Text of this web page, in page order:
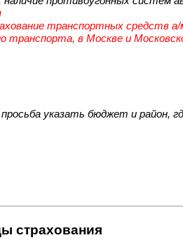
транспортных
транспорта, в Москве и
указать бюджет и район,
страхования